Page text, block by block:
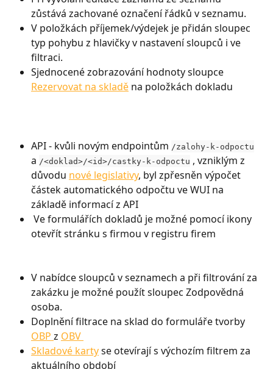
zůstává zachované označení řádků v seznamu.
V položkách příjemek/výdejek je přidán sloupec
typ pohybu z hlavičky v nastavení sloupců i ve
filtraci.
Sjednocené zobrazování hodnoty sloupce
Rezervovat na skladě na položkách dokladu
API - kvůli novým endpointům /zalohy-k-odpoctu
a /<doklad>/<id>/castky-k-odpoctu , vzniklým z
důvodu nové legislativy, byl zpřesněn výpočet
částek automatického odpočtu ve WUI na
základě informací z API
otevřít stránku s firmou v registru firem
V nabídce sloupců v seznamech a při filtrování za
zakázku je možné použít sloupec Zodpovědná
osoba.
Doplnění filtrace na sklad do formuláře tvorby
OBP z OBV
Skladové karty se otevírají s výchozím filtrem za
aktuálního období